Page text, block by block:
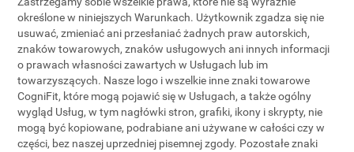
określone w niniejszych Warunkach. Użytkownik zgadza się nie
usuwać, zmieniać ani przesłaniać żadnych praw autorskich,
znaków towarowych, znaków usługowych ani innych informacji
o prawach własności zawartych w Usługach lub im
towarzyszących. Nasze logo i wszelkie inne znaki towarowe
CogniFit, które mogą pojawić się w Usługach, a także ogólny
wygląd Usług, w tym nagłówki stron, grafiki, ikony i skrypty, nie
mogą być kopiowane, podrabiane ani używane w całości czy w
części, bez naszej uprzedniej pisemnej zgody. Pozostałe znaki